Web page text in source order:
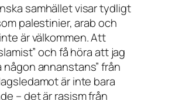
samhället visar tydligt
palestinier, arab och
är välkommen. Att
och få höra att jag
någon annanstans” från
är inte bara
– det är rasism från